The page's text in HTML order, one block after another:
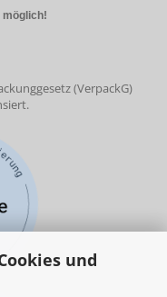
und
möglich!
(VerpackG)